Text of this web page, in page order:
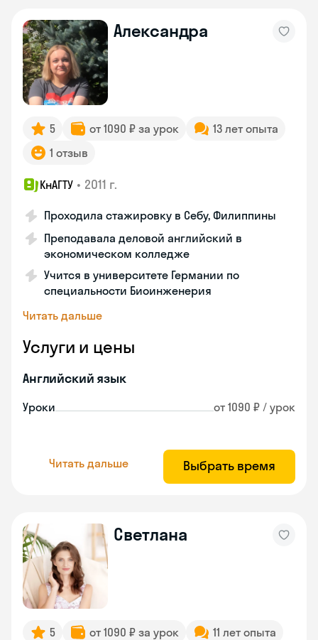
Александра
5 от 1090 ₽ за урок
13 лет опыта
1 отзыв
КнАГТУ • 2011 г.
Проходила стажировку в Себу, Филиппины
Преподавала деловой английский в
экономическом колледже
Учится в университете Германии по
специальности Биоинженерия
Читать дальше
Услуги и цены
Английский язык
Уроки от 1090 ₽ / урок
Читать дальше Выбрать время
Светлана
5 от 1090 ₽ за урок
11 лет опыта